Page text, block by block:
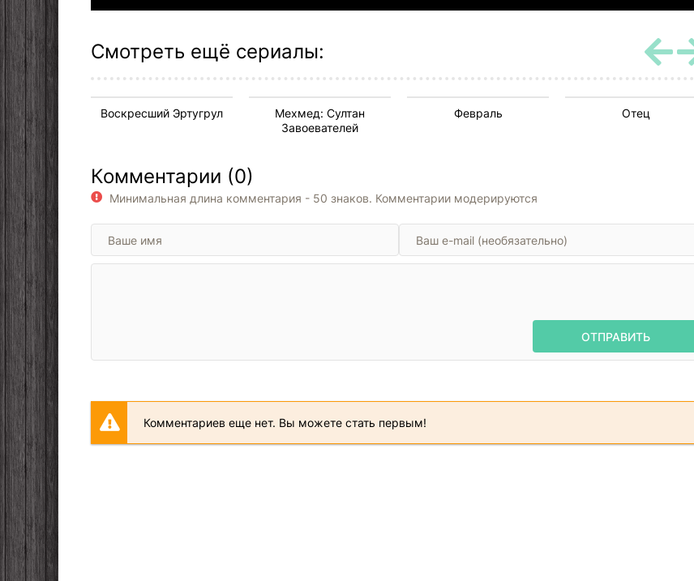
Смотреть ещё сериалы:
Воскресший Эртугрул
Мехмед: Султан
Завоевателей
Февраль Отец
Комментарии (0)
Минимальная длина комментария - 50 знаков. Комментарии модерируются
ОТПРАВИТЬ
Комментариев еще нет. Вы можете стать первым!